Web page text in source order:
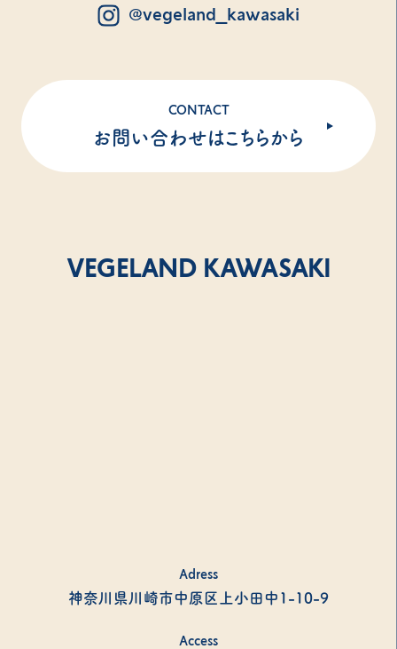
@vegeland_kawasaki
CONTACT
お問い合わせはこちらから
VEGELAND KAWASAKI
Adress
神奈川県川崎市中原区上小田中1-10-9
Access